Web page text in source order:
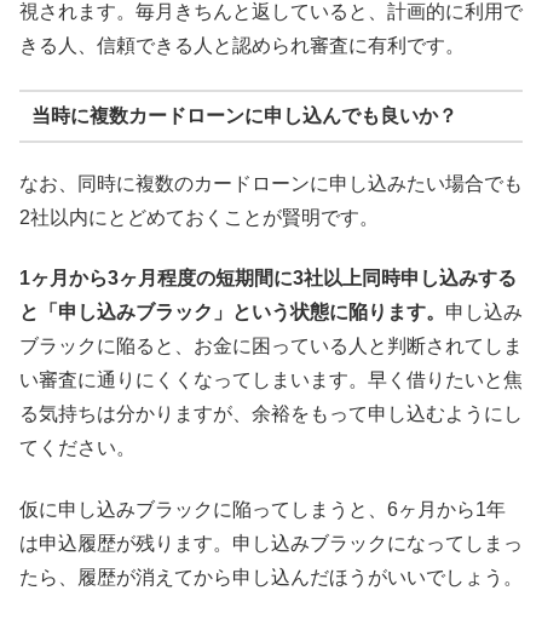
視されます。毎月きちんと返していると、計画的に利用で
きる人、信頼できる人と認められ審査に有利です。
当時に複数カードローンに申し込んでも良いか？
なお、同時に複数のカードローンに申し込みたい場合でも
2社以内にとどめておくことが賢明です。
1ヶ月から3ヶ月程度の短期間に3社以上同時申し込みする
と「申し込みブラック」という状態に陥ります。 申し込み
ブラックに陥ると、お金に困っている人と判断されてしま
い審査に通りにくくなってしまいます。早く借りたいと焦
る気持ちは分かりますが、余裕をもって申し込むようにし
てください。
仮に申し込みブラックに陥ってしまうと、6ヶ月から1年
は申込履歴が残ります。申し込みブラックになってしまっ
たら、履歴が消えてから申し込んだほうがいいでしょう。